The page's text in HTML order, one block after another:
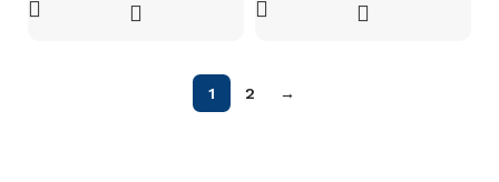
1 2 →